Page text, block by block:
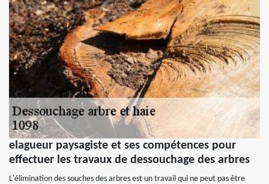
elagueur paysagiste et ses compétences pour
effectuer les travaux de dessouchage des arbres
L'élimination des souches des arbres est un travail qui ne peut pas être